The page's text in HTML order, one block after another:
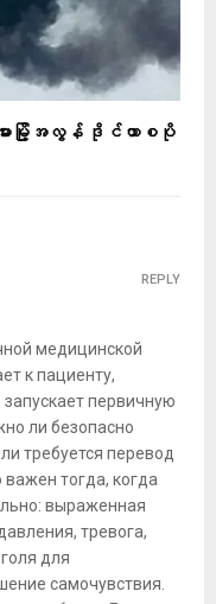
ားမြို့အလွန် ဒိုင်ယာစပို
медицинской
к пациенту,
первичную
ли безопасно
требуется перевод
тогда, когда
выраженная
тревога,
для
самочувствия.
REPLY